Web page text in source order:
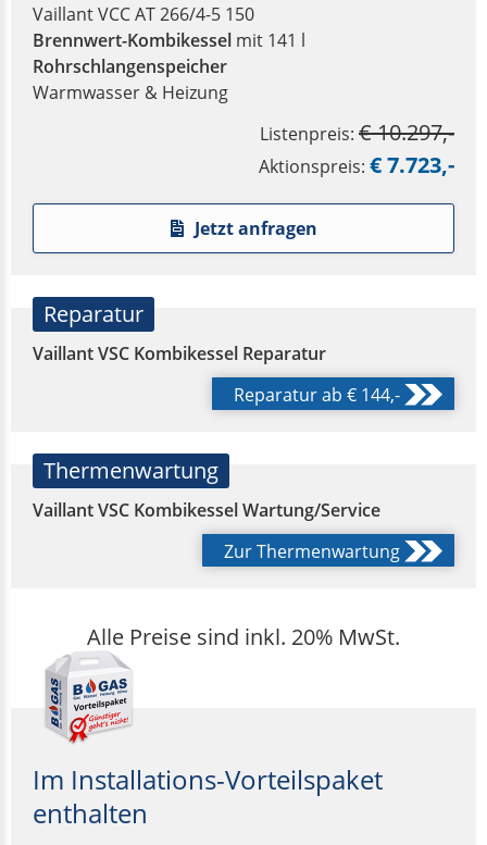
Vaillant VCC AT 266/4-5 150
Brennwert-Kombikessel mit 141 l
Rohrschlangenspeicher
Warmwasser & Heizung
Listenpreis: € 10.297,-
Aktionspreis: € 7.723,-
Jetzt anfragen
Reparatur
Vaillant VSC Kombikessel Reparatur
Reparatur ab € 144,-
Thermenwartung
Vaillant VSC Kombikessel Wartung/Service
Zur Thermenwartung
Alle Preise sind inkl. 20% MwSt.
Im Installations-Vorteilspaket
enthalten